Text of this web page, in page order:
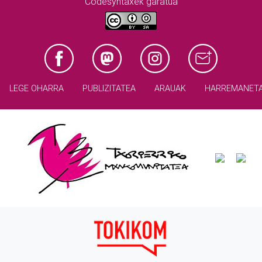
LEGE OHARRA PUBLIZITATEA ARAUAK